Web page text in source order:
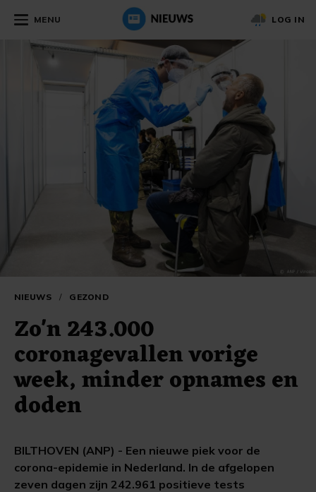
MENU LOG IN
NIEUWS / GEZOND
Zo'n 243.000
coronagevallen vorige
week, minder opnames en
doden
BILTHOVEN (ANP) - Een nieuwe piek voor de
corona-epidemie in Nederland. In de afgelopen
zeven dagen zijn 242.961 positieve tests